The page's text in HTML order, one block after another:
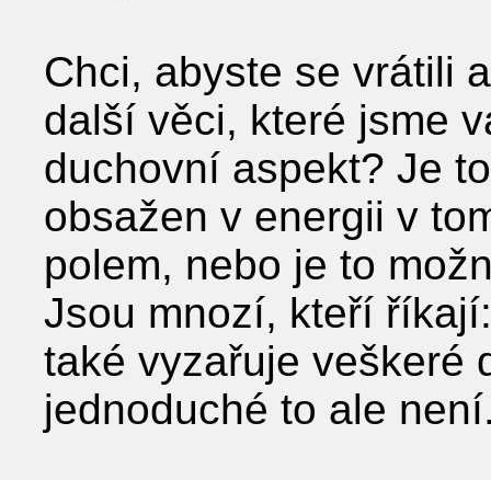
Chci, abyste se vrátili
další věci, které jsme
duchovní aspekt? Je
obsažen v energii v
polem, nebo je to
Jsou mnozí, kteří
také vyzařuje veškeré
jednoduché to ale